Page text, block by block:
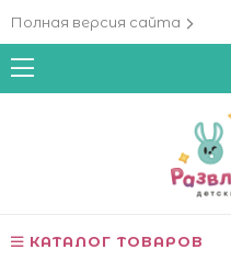
Полная версия сайта
КАТАЛОГ ТОВАРОВ